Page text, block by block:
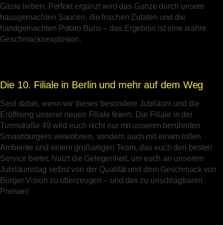
Gäste lieben. Perfekt ergänzt wird das Ganze durch unsere
hausgemachten Saucen, die frischen Zutaten und die
handgemachten Potato Buns – das Ergebnis ist eine wahre
Geschmacksexplosion.
Die 10. Filiale in Berlin und mehr auf dem Weg
Seid dabei, wenn wir dieses besondere Jubiläum und die
Eröffnung unserer neuen Filiale feiern. Die Filiale in der
Turmstraße 49 wird euch nicht nur mit unseren berühmten
Smashburgern verwöhnen, sondern auch mit einem tollen
Ambiente und einem großartigen Team, das euch den besten
Service bietet. Nutzt die Gelegenheit, um euch an unserem
Jubiläumstag selbst von der Qualität und dem Geschmack von
Burger Vision zu überzeugen – und das zu unschlagbaren
Preisen!